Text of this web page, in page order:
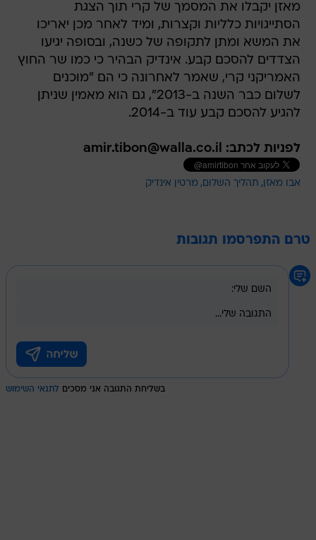
מאזן יקבלו את המסמך של קרי תוך הצגת
הסתייגויות כלליות וקצרות, ומיד לאחר מכן יאריכו
את המשא ומתן לתקופה של כשנה, ובסופה יגיעו
הצדדים להסכם קבע. אינדיק הבהיר כי כמו שר החוץ
האמריקני קרי, שאמר לאחרונה כי הם "מוכנים
לשלום כבר השנה ב-2013", גם הוא מאמין שניתן
להגיע להסכם קבע עוד ב-2014.
לפניות לכתב: amir.tibon@walla.co.il
אבו מאזן תהליך השלום מרטין אינדיק
טרם התפרסמו תגובות
בשליחת התגובה אני מסכים לתנאי השימוש